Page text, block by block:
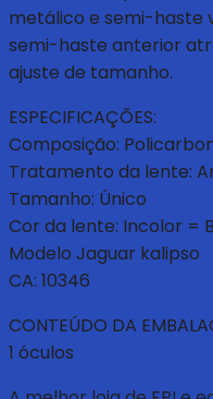
metálico e semi-haste
semi-haste anterior
ajuste de tamanho.
ESPECIFICAÇÕES:
Composição:
Tratamento da lente:
Tamanho: Único
Cor da lente: Incolor =
Modelo Jaguar kalipso
CA: 10346
CONTEÚDO DA
1 óculos